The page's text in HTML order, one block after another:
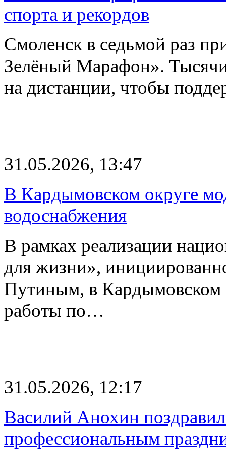
спорта и рекордов
Смоленск в седьмой раз
Зелёный Марафон».
на дистанции, чтобы
31.05.2026, 13:47
В Кардымовском округе
водоснабжения
В рамках реализации
для жизни»,
Путиным, в Кардымовском
работы по…
31.05.2026, 12:17
Василий Анохин
профессиональным